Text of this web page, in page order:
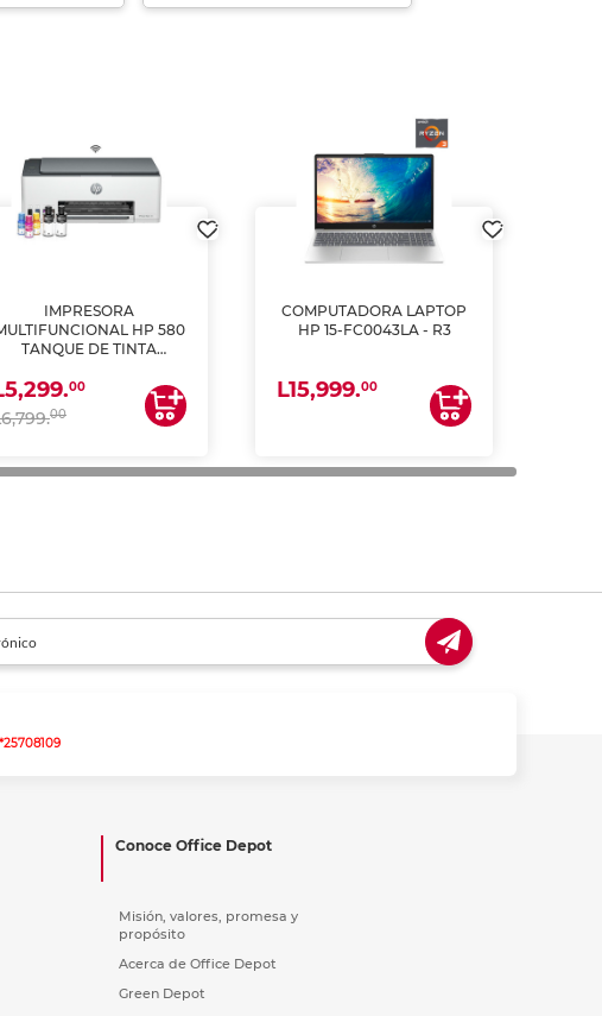
IMPRESORA
HP 580
TANQUE DE TINTA
ESCANEA)
00
00
COMPUTADORA LAPTOP
HP 15-FC0043LA - R3
L15,999.00
Conoce Office Depot
Misión, valores, promesa y
propósito
Acerca de Office Depot
Green Depot